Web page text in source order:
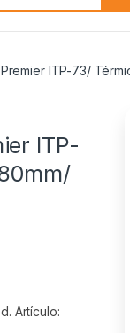
ITP-73/
ITP-
Artículo: